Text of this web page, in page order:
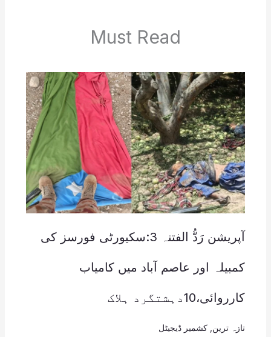
Must Read
آپریشن رَدُّ الفتنہ 3:سکیورٹی فورسز کی
کمبیلہ اور عاصم آباد میں کامیاب
کارروائی،10دہشتگرد ہلاک
تازہ ترین کشمیر ڈیجیٹل